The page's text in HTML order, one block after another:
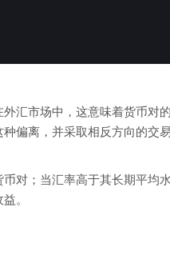
汇市场中，这意味着货币对
偏离，并采取相反方向的交
对；当汇率高于其长期平均
。